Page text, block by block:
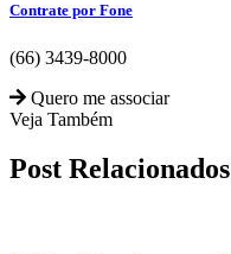
Contrate por Fone
(66) 3439-8000
Quero me associar
Veja Também
Post Relacionados